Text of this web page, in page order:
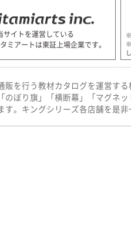
サイトを運営している
ミアートは東証上場企業です。
販を行う教材カタログを運営す
のぼり旗」「横断幕」「マグネ
。キングシリーズ各店舗を是非